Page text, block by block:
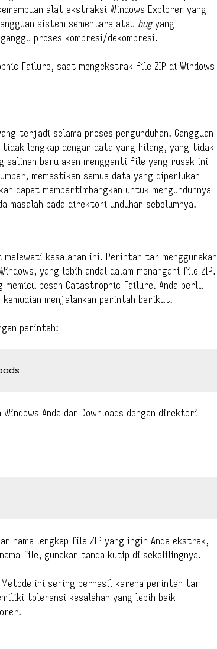
alat ekstraksi Windows Explorer yang
sistem sementara atau bugyang
proses kompresi/dekompresi.
Failure, saat mengekstrak file ZIP di Windows
terjadi selama proses pengunduhan. Gangguan
lengkap dengan data yang hilang, yang tidak
salinan baru akan mengganti file yang rusak ini
memastikan semua data yang diperlukan
dapat mempertimbangkan untuk mengunduhnya
masalah pada direktori unduhan sebelumnya.
melewati kesalahan ini. Perintah tar menggunakan
yang lebih andal dalam menangani file ZIP.
pesan Catastrophic Failure. Anda perlu
kemudian menjalankan perintah berikut.
perintah:
Windows Anda dan Downloads dengan direktori
nama lengkap file ZIP yang ingin Anda ekstrak,
file, gunakan tanda kutip di sekelilingnya.
ini sering berhasil karena perintah tar
toleransi kesalahan yang lebih baik